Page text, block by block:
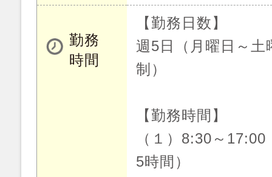
勤務
時間
【勤務日数】
週5日（月曜日～
制）
【勤務時間】
（１）8:30～
5時間）